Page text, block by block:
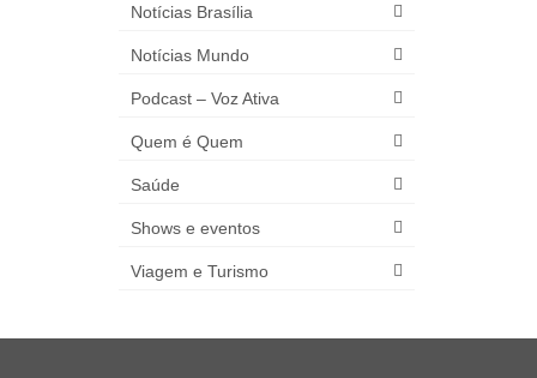
Notícias Brasília
Notícias Mundo
Podcast – Voz Ativa
Quem é Quem
Saúde
Shows e eventos
Viagem e Turismo